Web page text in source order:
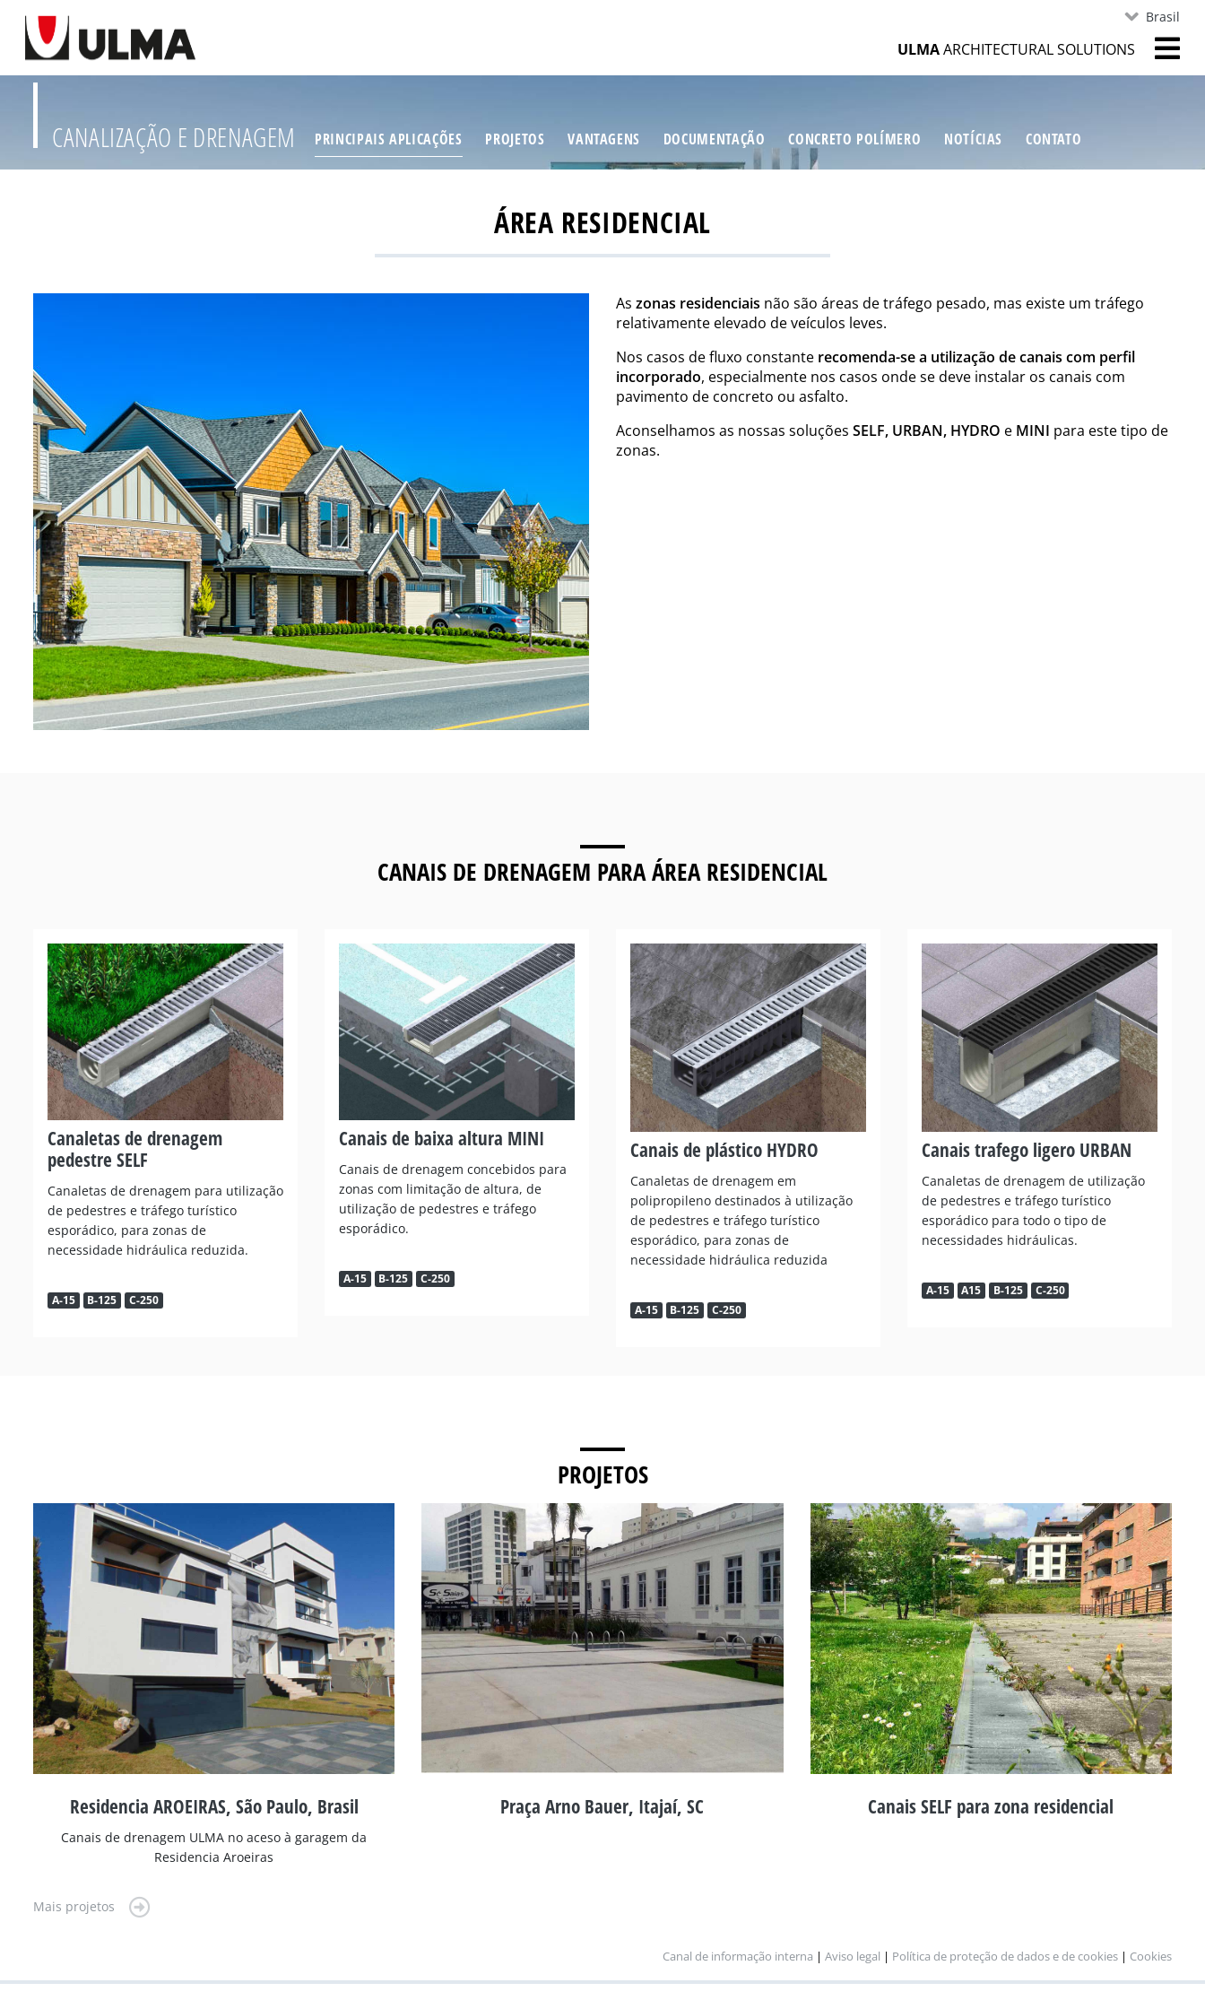
Brasil
ULMAARCHITECTURAL SOLUTIONS
CANALIZAÇÃO E DRENAGEM PRINCIPAIS APLICAÇÕES PROJETOS VANTAGENS DOCUMENTAÇÃO CONCRETO POLÍMERO NOTÍCIAS CONTATO
ÁREA RESIDENCIAL
As zonas residenciais não são áreas de tráfego pesado, mas existe um tráfego
relativamente elevado de veículos leves.
Nos casos de fluxo constante recomenda-se a utilização de canais com perfil
incorporado, especialmente nos casos onde se deve instalar os canais com
pavimento de concreto ou asfalto.
Aconselhamos as nossas soluções SELF, URBAN, HYDRO e MINI para este tipo de
zonas.
CANAIS DE DRENAGEM PARAÁREA RESIDENCIAL
Canaletas de drenagem
pedestre SELF
Canaletas de drenagem para utilização
de pedestres e tráfego turístico
esporádico, para zonas de
necessidade hidráulica reduzida.
A-15 B-125 C-250
Canais de baixa altura MINI
Canais de drenagem concebidos para
zonas com limitação de altura, de
utilização de pedestres e tráfego
esporádico.
A-15 B-125 C-250
Canais de plástico HYDRO
Canaletas de drenagem em
polipropileno destinados à utilização
de pedestres e tráfego turístico
esporádico, para zonas de
necessidade hidráulica reduzida
A-15 B-125 C-250
Canais trafego ligero URBAN
Canaletas de drenagem de utilização
de pedestres e tráfego turístico
esporádico para todo o tipo de
necessidades hidráulicas.
A-15 A15 B-125 C-250
PROJETOS
Residencia AROEIRAS, São Paulo, Brasil
Canais de drenagem ULMA no aceso à garagem da
Residencia Aroeiras
Praça Arno Bauer, Itajaí, SC Canais SELF para zona residencial
Mais projetos
Canal de informação interna | Aviso legal | Política de proteção de dados e de cookies | Cookies